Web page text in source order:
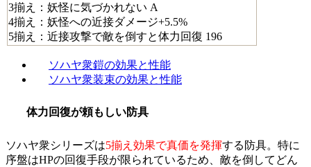
3揃え：妖怪に気づかれない A
4揃え：妖怪への近接ダメージ+5.5%
5揃え：近接攻撃で敵を倒すと体力回復 196
ソハヤ衆鎧の効果と性能
ソハヤ衆装束の効果と性能
体力回復が頼もしい防具
ソハヤ衆シリーズは5揃え効果で真価を発揮する防具。特に
序盤はHPの回復手段が限られているため、敵を倒してどん